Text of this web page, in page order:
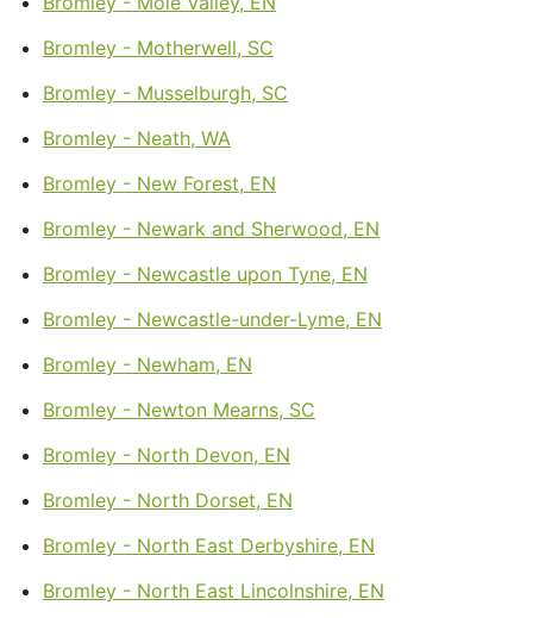
Bromley - Motherwell, SC
Bromley - Musselburgh, SC
Bromley - Neath, WA
Bromley - New Forest, EN
Bromley - Newark and Sherwood, EN
Bromley - Newcastle upon Tyne, EN
Bromley - Newcastle-under-Lyme, EN
Bromley - Newham, EN
Bromley - Newton Mearns, SC
Bromley - North Devon, EN
Bromley - North Dorset, EN
Bromley - North East Derbyshire, EN
Bromley - North East Lincolnshire, EN